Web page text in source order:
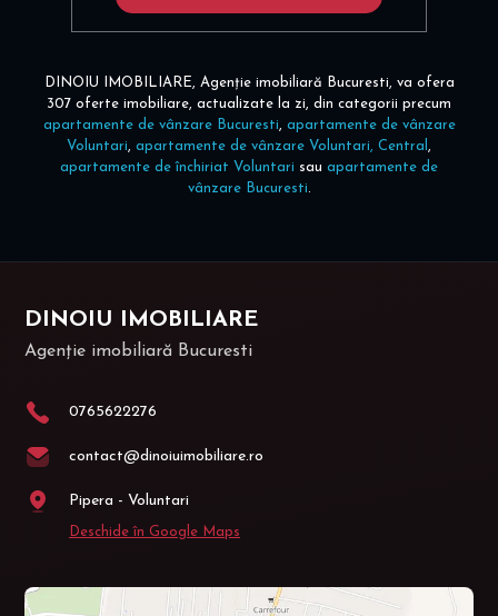
DINOIU IMOBILIARE, Agenție imobiliară Bucuresti, va ofera
307 oferte imobiliare, actualizate la zi, din categorii precum
apartamente de vânzare Bucuresti, apartamente de vânzare
Voluntari, apartamente de vânzare Voluntari, Central ,
apartamente de închiriat Voluntari sau apartamente de
vânzare Bucuresti.
DINOIU IMOBILIARE
Agenție imobiliară Bucuresti
0765622276
contact@dinoiuimobiliare.ro
Pipera - Voluntari
Deschide în Google Maps